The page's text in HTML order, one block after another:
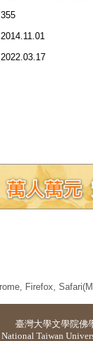
355
2014.11.01
2022.03.17
Firefox,
臺灣大學文學院佛
National Taiwan